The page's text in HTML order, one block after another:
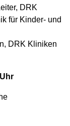
DRK
für Kinder- und
DRK Kliniken